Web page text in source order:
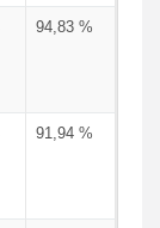
94,83 %
91,94 %